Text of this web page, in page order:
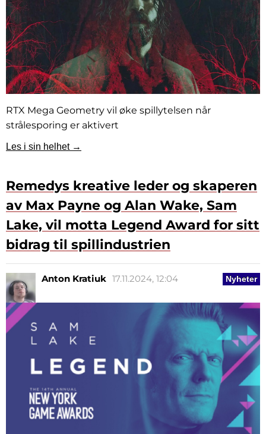
RTX Mega Geometry vil øke spillytelsen når
strålesporing er aktivert
Les i sin helhet →
Remedys kreative leder og skaperen
av Max Payne og Alan Wake, Sam
Lake, vil motta Legend Award for sitt
bidrag til spillindustrien
Nyheter
Anton Kratiuk 17.11.2024, 12:04